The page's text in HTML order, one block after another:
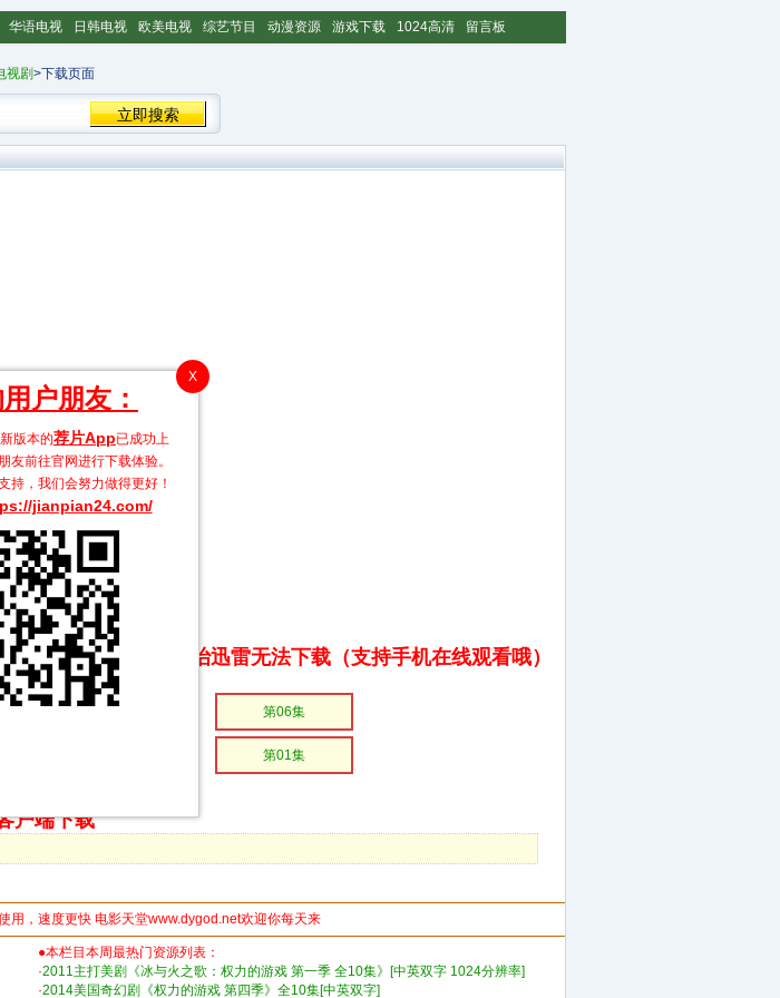
华语电视 日韩电视 欧美电视 综艺节目 动漫资源 游戏下载 1024高清 留言板
视剧>下载页面
X
户朋友：
版本的荐片App已成功上
友前往官网进行下载体验。
持，我们会努力做得更好！
jianpian24.com/
下载和在线播放 专治迅雷无法下载（支持手机在线观看哦）
第06集
第01集
户端下载
用，速度更快 电影天堂www.dygod.net欢迎你每天来
●本栏目本周最热门资源列表：
·2011主打美剧《冰与火之歌：权力的游戏 第一季 全10集》[中英双字 1024分辨率]
·2014美国奇幻剧《权力的游戏 第四季》全10集[中英双字]